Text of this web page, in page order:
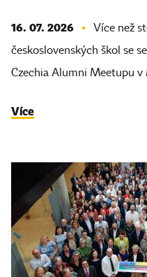
16. 07. 2026
Více než
československých škol se
Czechia Alumni Meetupu
Více